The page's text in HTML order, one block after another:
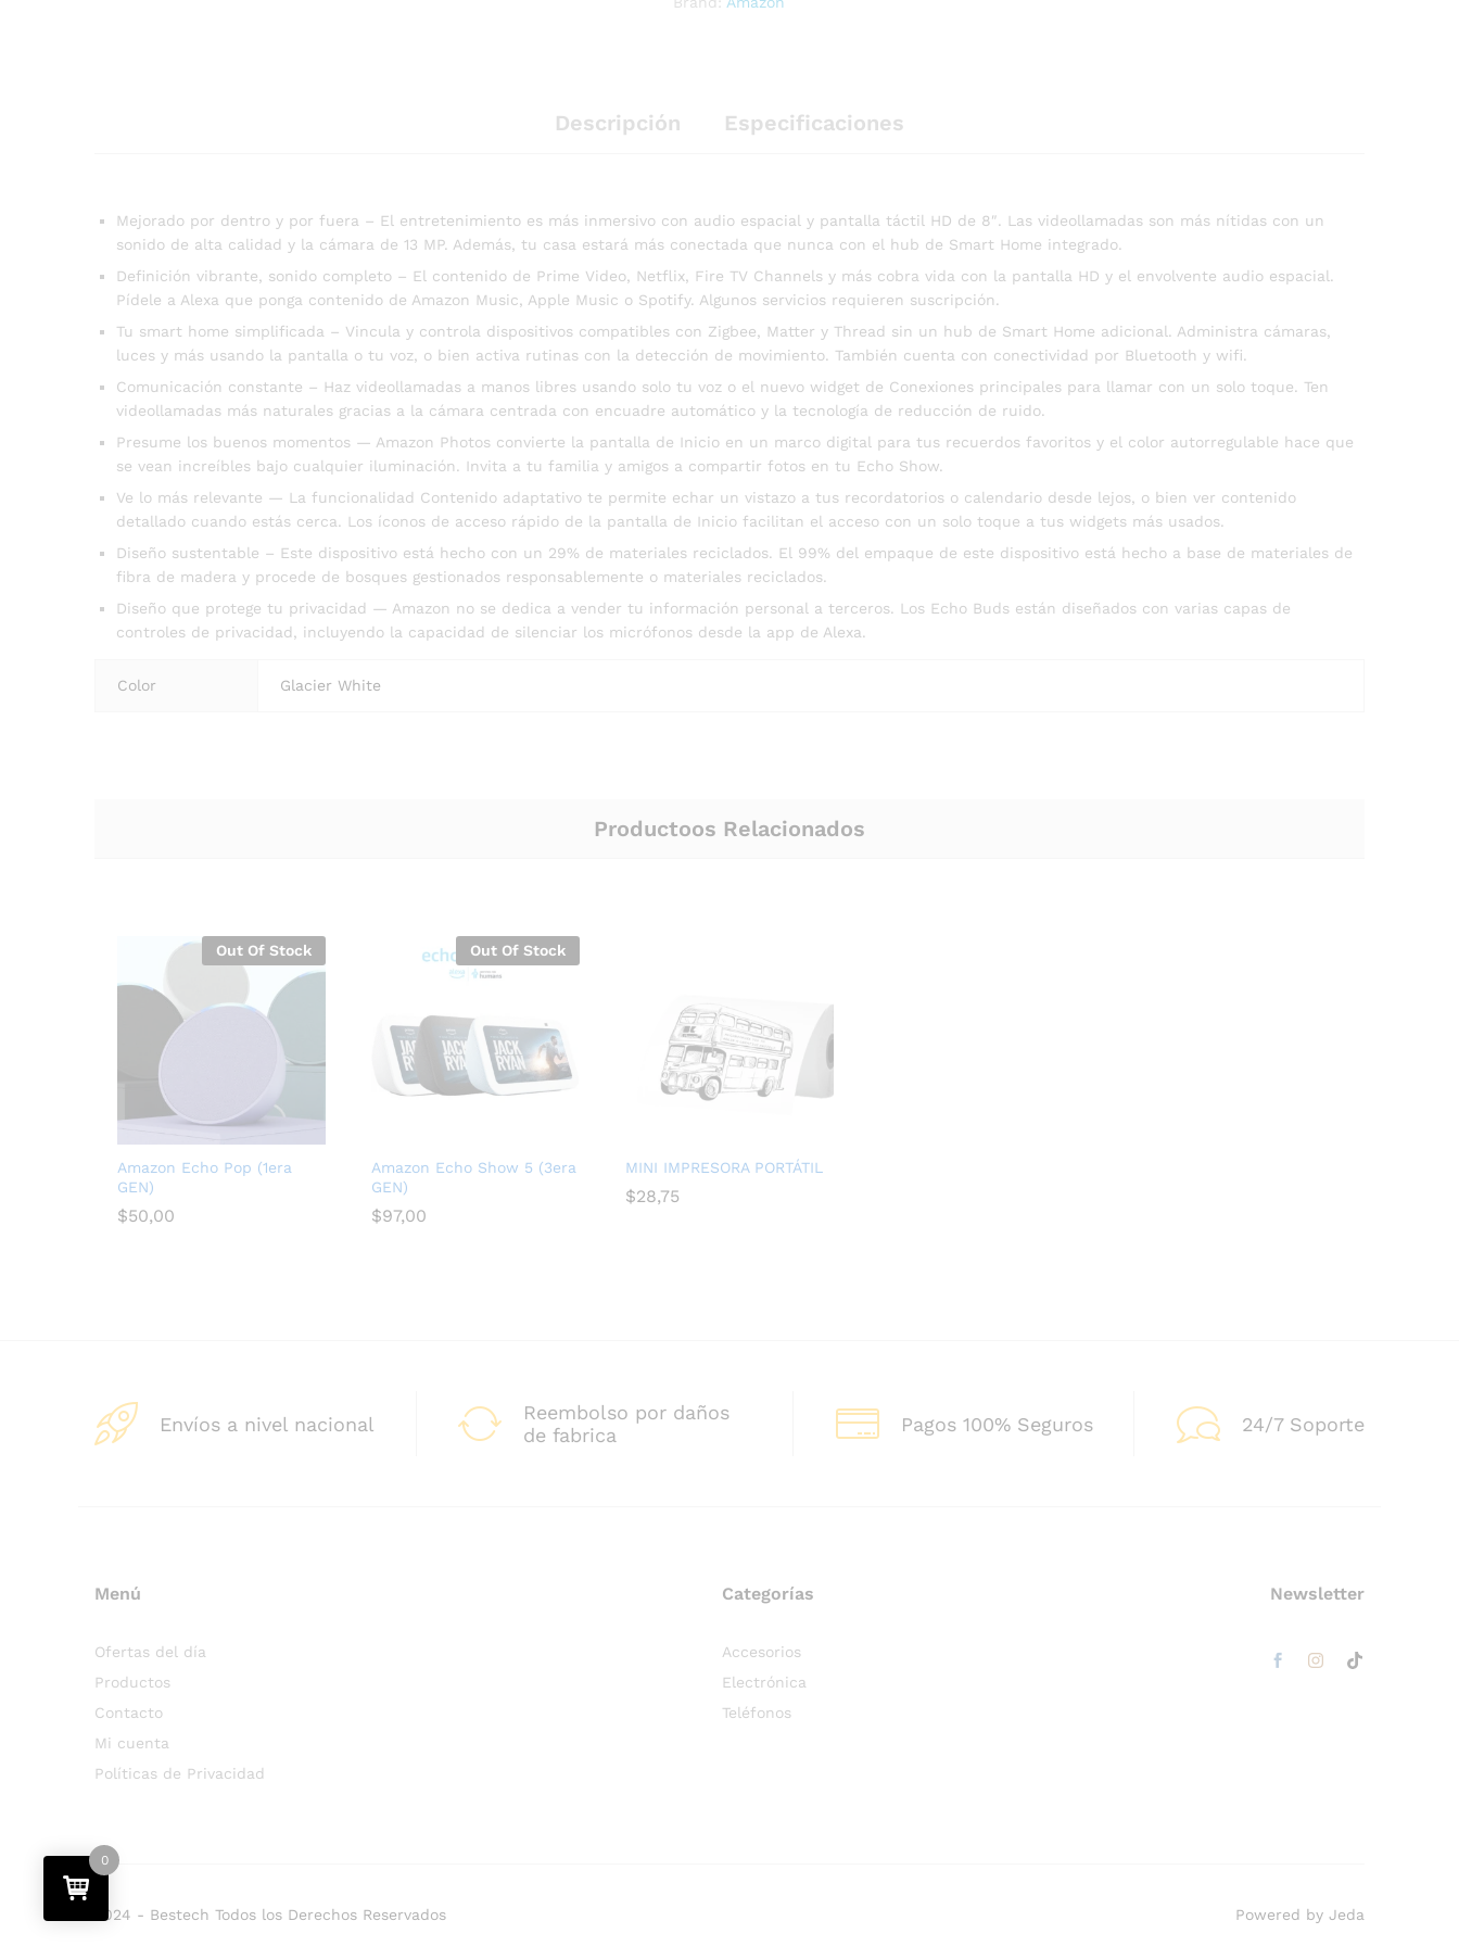
Descripción Especificaciones
Mejorado por dentro y por fuera – El entretenimiento es más inmersivo con audio espacial y pantalla táctil HD de 8″. Las videollamadas son más nítidas con un
sonido de alta calidad y la cámara de 13 MP. Además, tu casa estará más conectada que nunca con el hub de Smart Home integrado.
Definición vibrante, sonido completo – El contenido de Prime Video, Netflix, Fire TV Channels y más cobra vida con la pantalla HD y el envolvente audio espacial.
Pídele a Alexa que ponga contenido de Amazon Music, Apple Music o Spotify. Algunos servicios requieren suscripción.
Tu smart home simplificada – Vincula y controla dispositivos compatibles con Zigbee, Matter y Thread sin un hub de Smart Home adicional. Administra cámaras,
luces y más usando la pantalla o tu voz, o bien activa rutinas con la detección de movimiento. También cuenta con conectividad por Bluetooth y wifi.
Comunicación constante – Haz videollamadas a manos libres usando solo tu voz o el nuevo widget de Conexiones principales para llamar con un solo toque. Ten
videollamadas más naturales gracias a la cámara centrada con encuadre automático y la tecnología de reducción de ruido.
Presume los buenos momentos — Amazon Photos convierte la pantalla de Inicio en un marco digital para tus recuerdos favoritos y el color autorregulable hace que
se vean increíbles bajo cualquier iluminación. Invita a tu familia y amigos a compartir fotos en tu Echo Show.
Ve lo más relevante — La funcionalidad Contenido adaptativo te permite echar un vistazo a tus recordatorios o calendario desde lejos, o bien ver contenido
detallado cuando estás cerca. Los íconos de acceso rápido de la pantalla de Inicio facilitan el acceso con un solo toque a tus widgets más usados.
Diseño sustentable – Este dispositivo está hecho con un 29% de materiales reciclados. El 99% del empaque de este dispositivo está hecho a base de materiales de
fibra de madera y procede de bosques gestionados responsablemente o materiales reciclados.
Diseño que protege tu privacidad — Amazon no se dedica a vender tu información personal a terceros. Los Echo Buds están diseñados con varias capas de
controles de privacidad, incluyendo la capacidad de silenciar los micrófonos desde la app de Alexa.
Color Glacier White
Productoos Relacionados
Out Of Stock
Amazon Echo Pop (1era
GEN)
$50,00
Out Of Stock
Amazon Echo Show 5 (3era
GEN)
$97,00
MINI IMPRESORA PORTÁTIL
$28,75
Envíos a nivel nacional
Reembolso por daños
de fabrica
Pagos 100% Seguros 24/7 Soporte
Menú
Ofertas del día
Productos
Contacto
Mi cuenta
Políticas de Privacidad
Categorías
Accesorios
Electrónica
Teléfonos
Newsletter
2024 - Bestech Todos los Derechos Reservados Powered by Jeda
0